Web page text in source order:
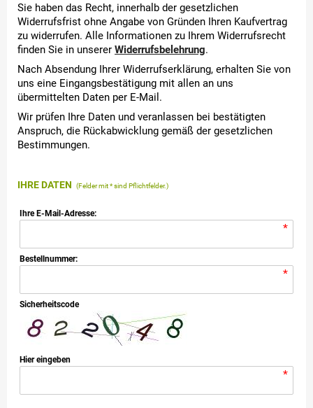
Sie haben das Recht, innerhalb der gesetzlichen
Widerrufsfrist ohne Angabe von Gründen Ihren Kaufvertrag
zu widerrufen. Alle Informationen zu Ihrem Widerrufsrecht
finden Sie in unserer Widerrufsbelehrung.
Nach Absendung Ihrer Widerrufserklärung, erhalten Sie von
uns eine Eingangsbestätigung mit allen an uns
übermittelten Daten per E-Mail.
Wir prüfen Ihre Daten und veranlassen bei bestätigten
Anspruch, die Rückabwicklung gemäß der gesetzlichen
Bestimmungen.
IHRE DATEN (Felder mit * sind Pflichtfelder.)
Ihre E-Mail-Adresse:
*
Bestellnummer:
*
Sicherheitscode
Hier eingeben
*